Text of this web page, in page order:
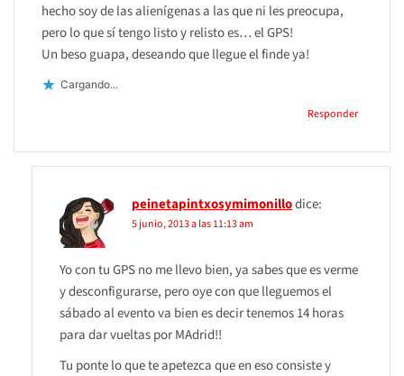
hecho soy de las alienígenas a las que ni les preocupa,
pero lo que sí tengo listo y relisto es… el GPS!
Un beso guapa, deseando que llegue el finde ya!
Cargando...
Responder
peinetapintxosymimonillodice:
5 junio, 2013 a las 11:13 am
Yo con tu GPS no me llevo bien, ya sabes que es verme
y desconfigurarse, pero oye con que lleguemos el
sábado al evento va bien es decir tenemos 14 horas
para dar vueltas por MAdrid!!
Tu ponte lo que te apetezca que en eso consiste y